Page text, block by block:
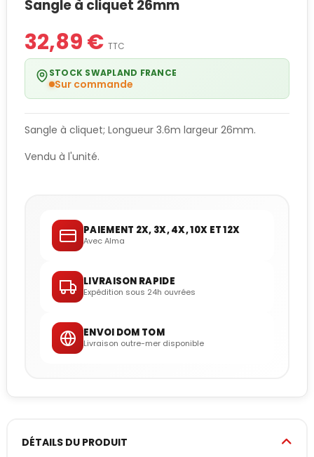
Sangle à cliquet 26mm
32,89 € TTC
STOCK SWAPLAND FRANCE
Sur commande
Sangle à cliquet; Longueur 3.6m largeur 26mm.
Vendu à l'unité.
PAIEMENT 2X, 3X, 4X, 10X ET 12X
Avec Alma
LIVRAISON RAPIDE
Expédition sous 24h ouvrées
ENVOI DOM TOM
Livraison outre-mer disponible
DÉTAILS DU PRODUIT